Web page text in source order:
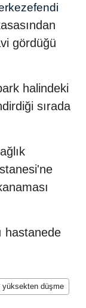
gördüğü
halindeki
sırada
hastanede
yüksekten düşme